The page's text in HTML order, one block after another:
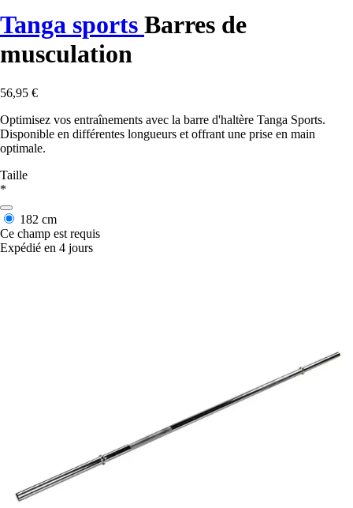
Tanga sports Barres de
musculation
56,95 €
Optimisez vos entraînements avec la barre d'haltère Tanga Sports.
Disponible en différentes longueurs et offrant une prise en main
optimale.
Taille
*
182 cm
Ce champ est requis
Expédié en 4 jours